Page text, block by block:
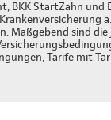
BKK StartZahn und
Maßgebend sind
Tarife mit